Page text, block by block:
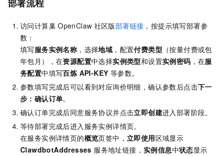
部署流程
访问计算巢 OpenClaw 社区版部署链接 ，按提示填写部署参
数：
填写服务实例名称 ，选择地域 ，配置付费类型 （按量付费或包
年包月），在资源配置中选择实例类型和设置实例密码 ，在服
务配置中填写百炼 API-KEY 等参数。
参数填写完成后可以看到对应询价明细，确认参数后点击下一
步：确认订单。
确认订单完成后同意服务协议并点击立即创建进入部署阶段。
等待部署完成后进入服务实例详情页。
在服务实例详情页的概览页签中，立即使用区域显示
ClawdbotAddresses 服务地址链接，实例信息中状态显示